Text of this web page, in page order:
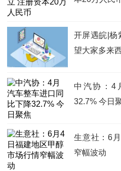
开屏遇皖|杨
望大家多来
中汽协：4
32.7% 今日
生意社：6
窄幅波动